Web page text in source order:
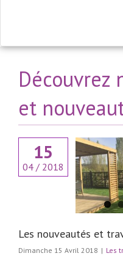
Découvrez
et
15
04 / 2018
et travaux
Les nouveautés et
Dimanche 15 Avril 2018 | Les